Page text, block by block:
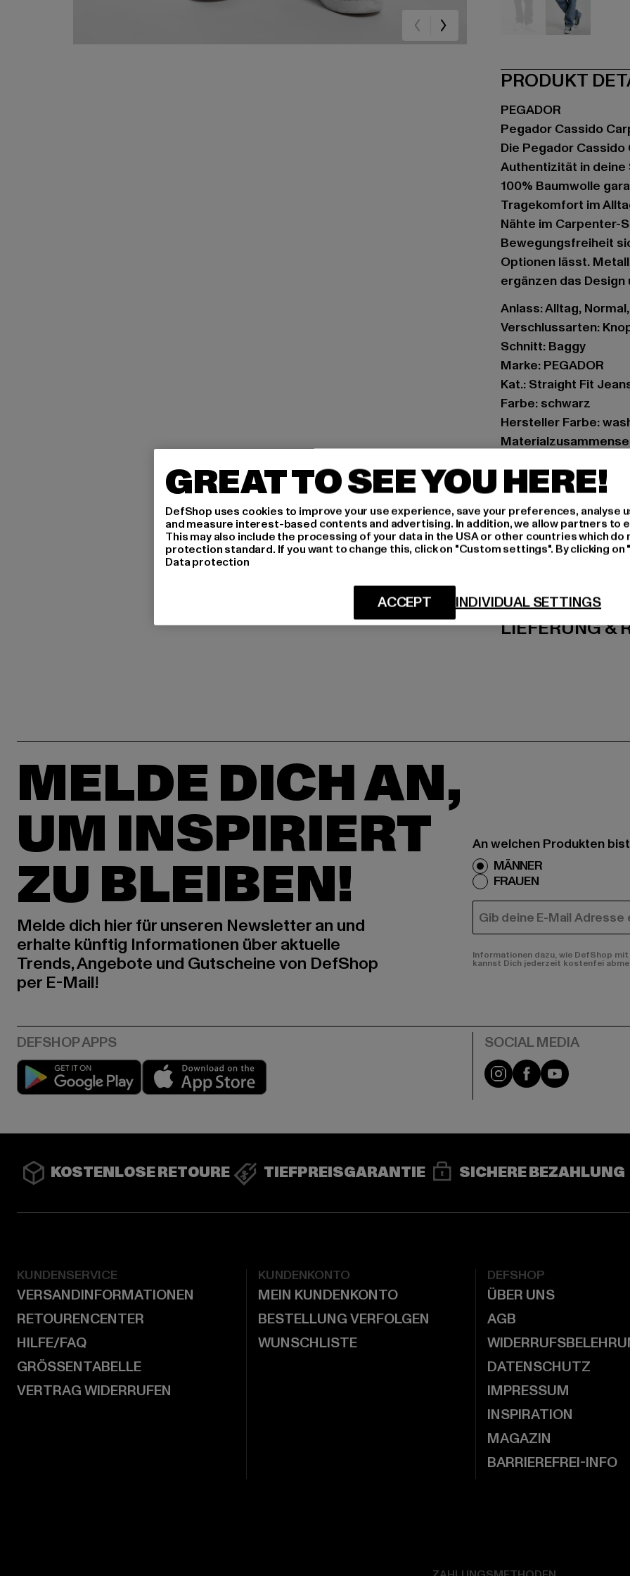
PRODUKT
PEGADOR
Pegador Cassido
Die Pegador
Authentizität in
100% Baumwolle
Tragekomfort im
Nähte im Carpenter-
Bewegungsfreiheit
Optionen lässt.
ergänzen das
Anlass: Alltag,
Verschlussarten:
Schnitt: Baggy
Marke: PEGADOR
Kat.: Straight Fit
Farbe: schwarz
Hersteller Farbe:
Hersteller: The Mad
Hollefeldstraße 16 |
LIEFERUNG &
MELDE DICH AN,
UM INSPIRIERT
ZU BLEIBEN!
Melde dich hier für unseren Newsletter an und
erhalte künftig Informationen über aktuelle
Trends, Angebote und Gutscheine von DefShop
per E-Mail!
An welchen Produkten
MÄNNER
FRAUEN
E-MAIL
Informationen dazu, wie DefShop
kannst Dich jederzeit kostenfei
Play market Instagram
FacebookYouTube
KOSTENLOSE RETOURE TIEFPREISGARANTIE SICHERE BEZAHLUNG
KUNDENSERVICE
VERSANDINFORMATIONEN
RETOURENCENTER
HILFE/FAQ
GRÖSSENTABELLE
VERTRAG WIDERRUFEN
KUNDENKONTO
MEIN KUNDENKONTO
BESTELLUNG VERFOLGEN
WUNSCHLISTE
DEFSHOP
ÜBER UNS
AGB
DATENSCHUTZ
IMPRESSUM
INSPIRATION
MAGAZIN
BARRIEREFREI-INFO
GREAT TO SEE YOU HERE!
DefShop uses cookies to improve your use experience, save your preferences, analyse
and measure interest-based contents and advertising. In addition, we allow partners to
This may also include the processing of your data in the USA or other countries which do
protection standard. If you want to change this, click on "Custom settings". By clicking
Data protection
INDIVIDUAL SETTINGS
ACCEPT